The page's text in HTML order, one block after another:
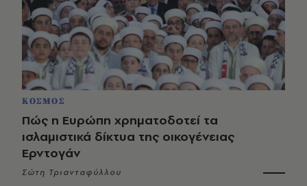
ΚΟΣΜΟΣ
Πώς η Ευρώπη χρηματοδοτεί τα
ισλαμιστικά δίκτυα της οικογένειας
Ερντογάν
Σώτη Τριανταφύλλου